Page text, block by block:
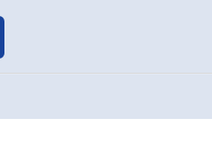
Uhr